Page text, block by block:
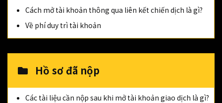
Cách mở tài khoản thông qua liên kết chiến dịch là gì?
Về phí duy trì tài khoản
Hồ sơ đã nộp
Các tài liệu cần nộp sau khi mở tài khoản giao dịch là gì?